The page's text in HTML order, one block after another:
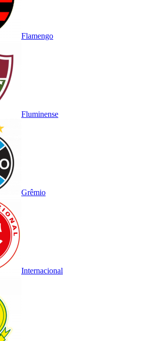
Flamengo
Fluminense
Grêmio
Internacional